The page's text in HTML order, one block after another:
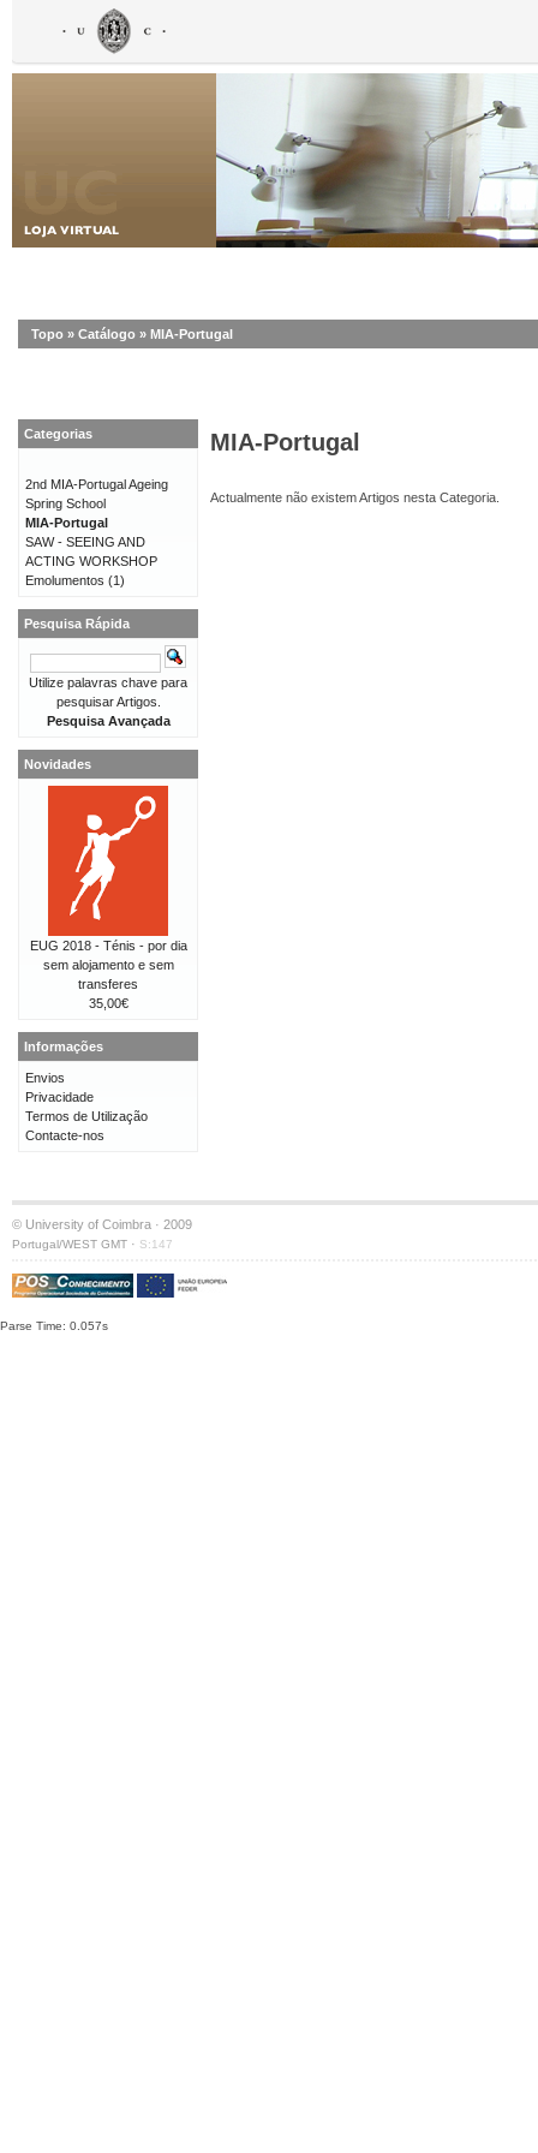
Topo » Catálogo » MIA-Portugal
MIA-Portugal
Actualmente não existem Artigos nesta Categoria.
Categorias
2nd MIA-Portugal Ageing
Spring School
MIA-Portugal
SAW - SEEING AND
ACTING WORKSHOP
Emolumentos (1)
Pesquisa Rápida
Utilize palavras chave para
pesquisar Artigos.
Pesquisa Avançada
Novidades
EUG 2018 - Ténis - por dia
sem alojamento e sem
transferes
35,00€
Informações
Envios
Privacidade
Termos de Utilização
Contacte-nos
© University of Coimbra · 2009
Portugal/WEST GMT · S:147
Parse Time: 0.057s